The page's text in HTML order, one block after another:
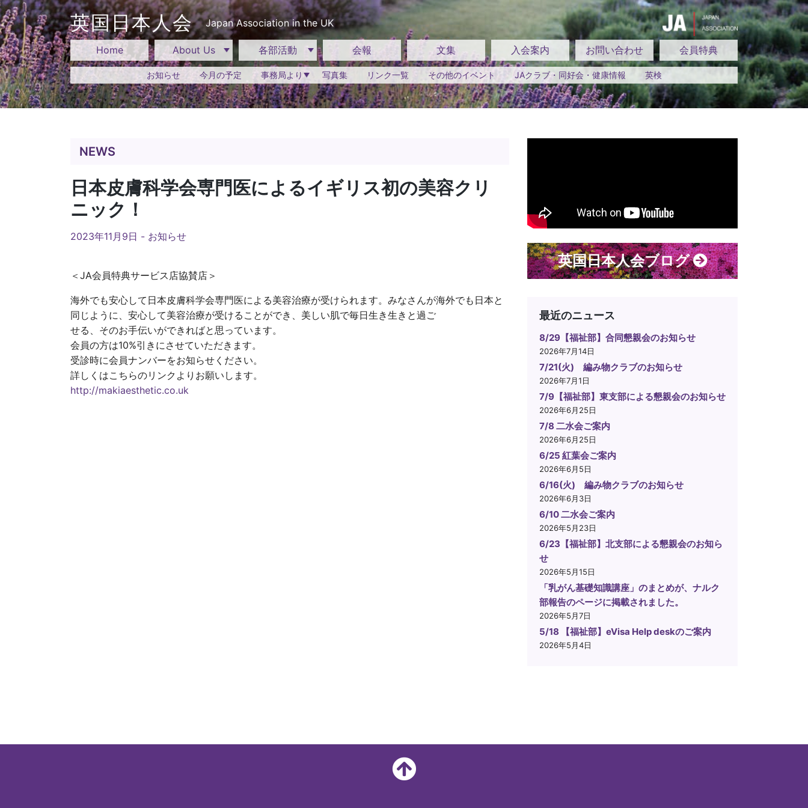
Skip
to
content
英国日本人会 Japan Association in the UK
Home About Us 各部活動 会報 文集 入会案内 お問い合わせ 会員特典
お知らせ 今月の予定 事務局より 写真集 リンク一覧 その他のイベント JAクラブ・同好会・健康情報 英検
NEWS
日本皮膚科学会専門医によるイギリス初の美容クリ
ニック！
2023年11月9日 - お知らせ
＜JA会員特典サービス店協賛店＞
海外でも安心して日本皮膚科学会専門医による美容治療が受けられます。みなさんが海外でも日本と
同じように、安心して美容治療が受けることができ、美しい肌で毎日生き生きと過ご
せる、そのお手伝いができればと思っています。
会員の方は10%引きにさせていただきます。
受診時に会員ナンバーをお知らせください。
詳しくはこちらのリンクよりお願いします。
http://makiaesthetic.co.uk
英国日本人会ブログ
最近のニュース
8/29【福祉部】合同懇親会のお知らせ
2026年7月14日
7/21(火) 編み物クラブのお知らせ
2026年7月1日
7/9【福祉部】東支部による懇親会のお知らせ
2026年6月25日
7/8 二水会ご案内
2026年6月25日
6/25 紅葉会ご案内
2026年6月5日
6/16(火) 編み物クラブのお知らせ
2026年6月3日
6/10 二水会ご案内
2026年5月23日
6/23【福祉部】北支部による懇親会のお知ら
せ
2026年5月15日
「乳がん基礎知識講座」のまとめが、ナルク
部報告のページに掲載されました。
2026年5月7日
5/18 【福祉部】eVisa Help deskのご案内
2026年5月4日